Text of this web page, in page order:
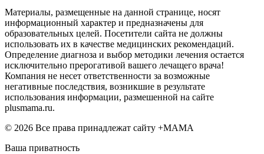
Материалы, размещенные на данной странице, носят
информационный характер и предназначены для
образовательных целей. Посетители сайта не должны
использовать их в качестве медицинских рекомендаций.
Определение диагноза и выбор методики лечения остается
исключительно прерогативой вашего лечащего врача!
Компания не несет ответственности за возможные
негативные последствия, возникшие в результате
использования информации, размешенной на сайте
plusmama.ru.
© 2026 Все права принадлежат сайту +МАМА
Ваша приватность